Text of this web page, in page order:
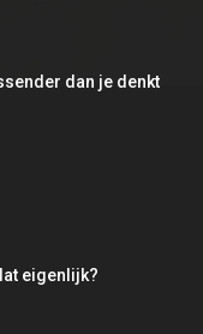
dan je denkt
eigenlijk?